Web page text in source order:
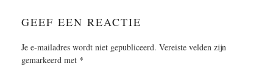
GEEF EEN REACTIE
Je e-mailadres wordt niet gepubliceerd. Vereiste velden zijn
gemarkeerd met *